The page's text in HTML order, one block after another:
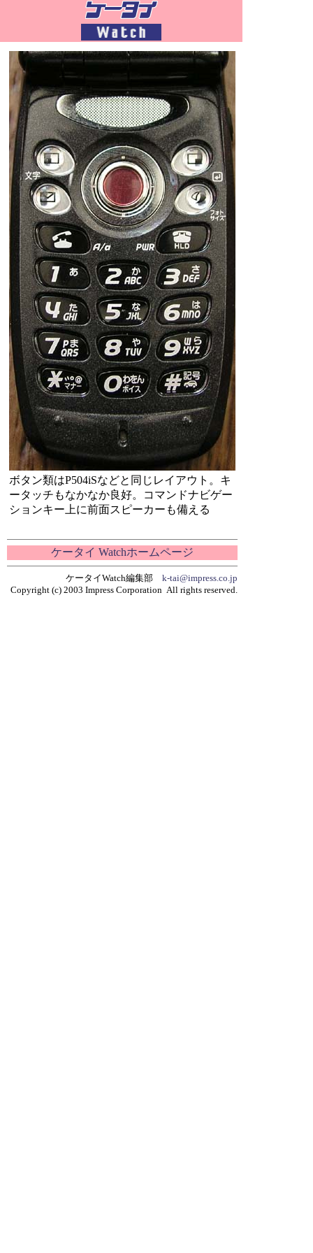
ボタン類はP504iSなどと同じレイアウト。キ
ータッチもなかなか良好。コマンドナビゲー
ションキー上に前面スピーカーも備える
ケータイ Watchホームページ
ケータイWatch編集部 k-tai@impress.co.jp
Copyright (c) 2003 Impress Corporation All rights reserved.